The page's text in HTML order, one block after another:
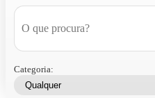
Categoria: